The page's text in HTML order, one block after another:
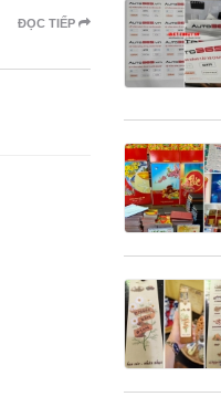
ĐỌC TIẾP